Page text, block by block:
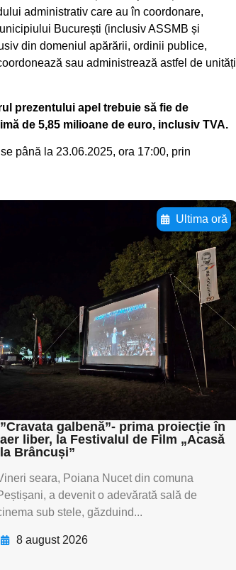
administrativ care au în coordonare,
București (inclusiv ASSMB și
din domeniul apărării, ordinii publice,
sau administrează astfel de unități
prezentului apel trebuie să fie de
de 5,85 milioane de euro, inclusiv TVA.
până la 23.06.2025, ora 17:00, prin
Ultima oră
Adaugă aici textul
subtitluAdaugă aici
textul pentru
aici
pentru
aici
textul pentru subti
”Cravata galbenă”- prima proiecție în
aer liber, la Festivalul de Film „Acasă
la Brâncuși”
seara, Poiana Nucet din comuna
a devenit o adevărată sală de
sub stele, găzduind...
8 august 2026